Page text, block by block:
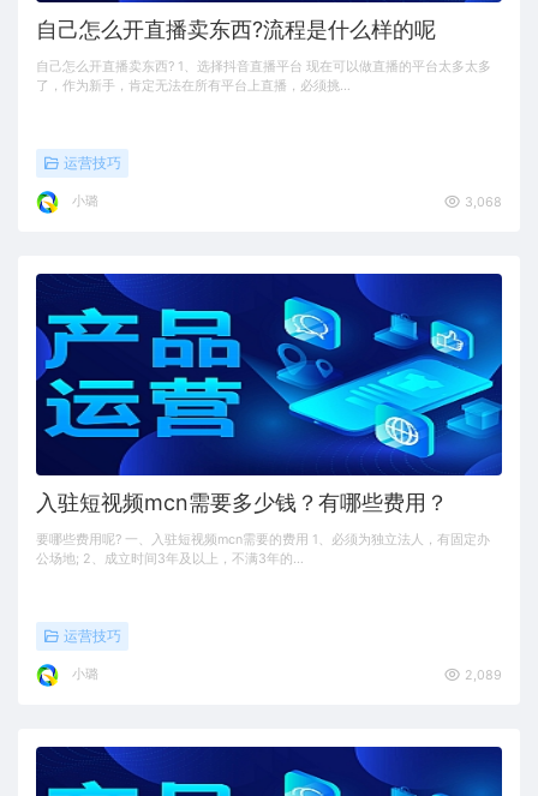
自己怎么开直播卖东西?流程是什么样的呢
自己怎么开直播卖东西? 1、选择抖音直播平台 现在可以做直播的平台太多太多
了，作为新手，肯定无法在所有平台上直播，必须挑…
运营技巧
小璐 3,068
入驻短视频mcn需要多少钱？有哪些费用？
要哪些费用呢? 一、入驻短视频mcn需要的费用 1、必须为独立法人，有固定办
公场地; 2、成立时间3年及以上，不满3年的…
运营技巧
小璐 2,089